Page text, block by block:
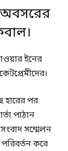
অবসরের
ইনের
হারের পর
পাঠান
সম্মেলন
করে